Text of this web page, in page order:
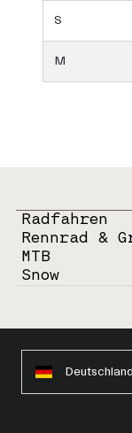
S
M
Radfahren
Rennrad &
MTB
Snow
Deutschland